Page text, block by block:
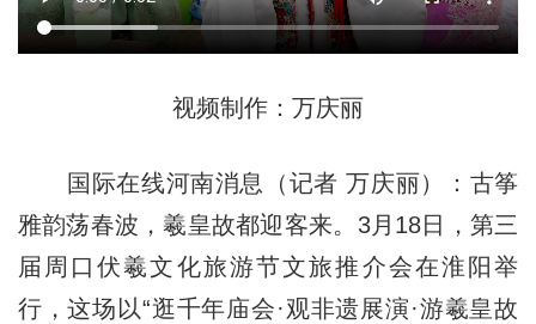
视频制作：万庆丽
国际在线河南消息（记者 万庆丽）：古筝
雅韵荡春波，羲皇故都迎客来。3月18日，第三
届周口伏羲文化旅游节文旅推介会在淮阳举
行，这场以“逛千年庙会·观非遗展演·游羲皇故